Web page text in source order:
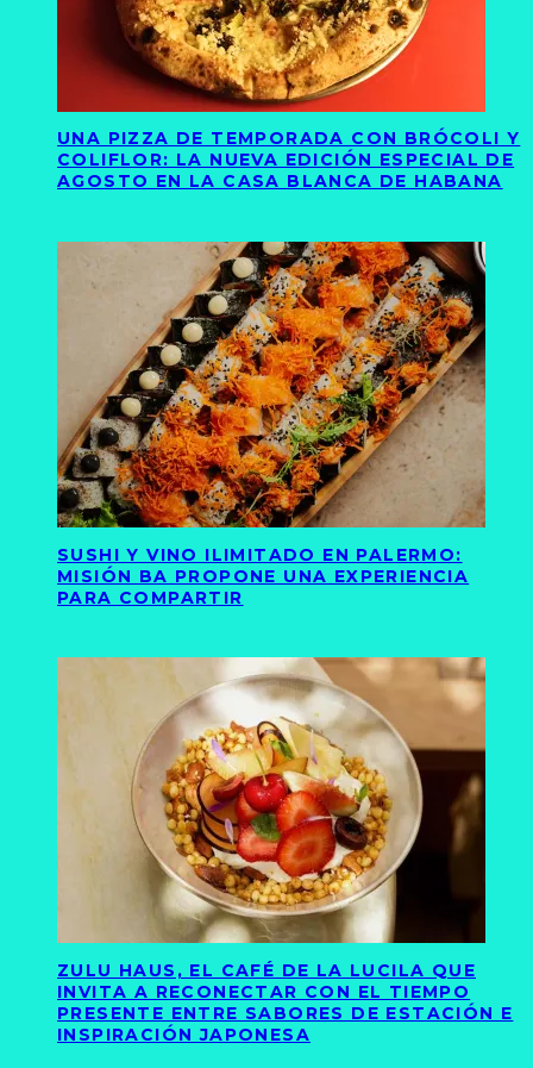
UNA PIZZA DE TEMPORADA CON BRÓCOLI Y
COLIFLOR: LA NUEVA EDICIÓN ESPECIAL DE
AGOSTO EN LA CASA BLANCA DE HABANA
SUSHI Y VINO ILIMITADO EN PALERMO:
MISIÓN BA PROPONE UNA EXPERIENCIA
PARA COMPARTIR
ZULU HAUS, EL CAFÉ DE LA LUCILA QUE
INVITA A RECONECTAR CON EL TIEMPO
PRESENTE ENTRE SABORES DE ESTACIÓN E
INSPIRACIÓN JAPONESA